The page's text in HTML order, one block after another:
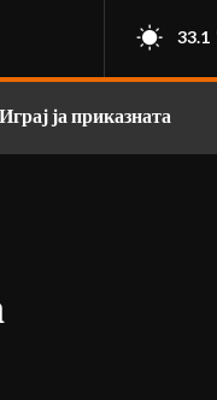
33.1
Играј ја приказната